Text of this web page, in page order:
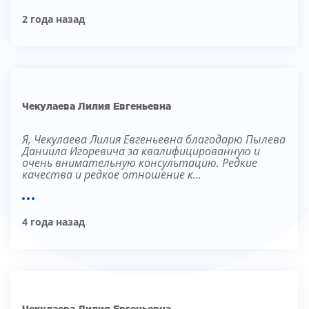
ЛЕЧЕНИЕ ЗАБОЛЕВАНИЙ СЕТЧАТКИ
ЭСТЕТИЧЕСКАЯ ХИРУРГИЯ
ТЕРАПИЯ
2 года назад
Чекулаева Лилия Евгеньевна
Я, Чекулаева Лилия Евгеньевна благодарю Пылева
Даниила Игоревича за квалифицированную и
очень внимательную консультацию. Редкие
качества и редкое отношение к...
4 года назад